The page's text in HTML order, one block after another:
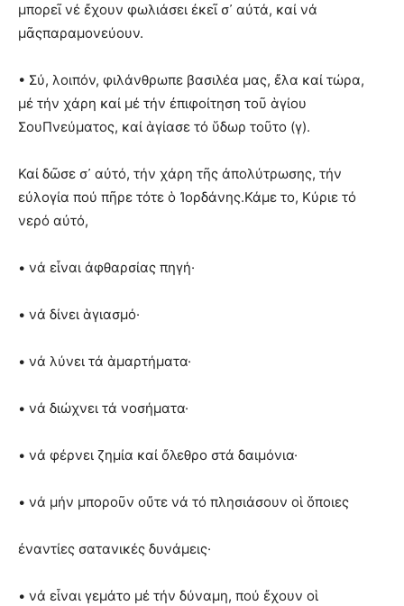
μπορεῖ νέ ἔχουν φωλιάσει ἐκεῖ σ᾿ αὐτά, καί νά
μᾶςπαραμονεύουν.
• Σύ, λοιπόν, φιλάνθρωπε βασιλέα μας, ἔλα καί τώρα,
μέ τήν χάρη καί μέ τήν ἐπιφοίτηση τοῦ ἁγίου
ΣουΠνεύματος, καί ἁγίασε τό ὕδωρ τοῦτο (γ).
Καί δῶσε σ᾿ αὐτό, τήν χάρη τῆς ἀπολύτρωσης, τήν
εὐλογία πού πῆρε τότε ὁ Ἰορδάνης.Κάμε το, Κύριε τό
νερό αὐτό,
• νά εἶναι ἀφθαρσίας πηγή·
• νά δίνει ἁγιασμό·
• νά λύνει τά ἁμαρτήματα·
• νά διώχνει τά νοσήματα·
• νά φέρνει ζημία καί ὄλεθρο στά δαιμόνια·
• νά μήν μποροῦν οὔτε νά τό πλησιάσουν οἱ ὅποιες
ἐναντίες σατανικές δυνάμεις·
• νά εἶναι γεμάτο μέ τήν δύναμη, πού ἔχουν οἱ